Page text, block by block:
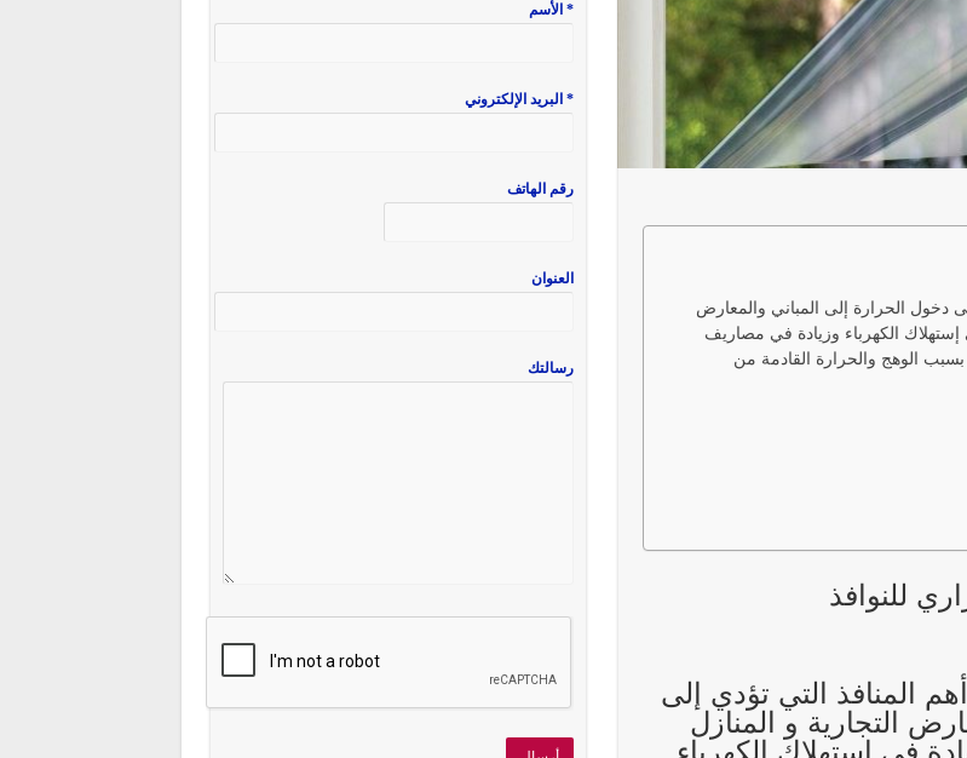
دخول الحرارة إلى المباني والمعارض
إستهلاك الكهرباء وزيادة في مصاريف
الوهج والحرارة القادمة من
للنوافذ
المنافذ التي تؤدي إلى
التجارية و المنازل
* الأسم
* البريد الإلكتروني
رقم الهاتف
العنوان
رسالتك